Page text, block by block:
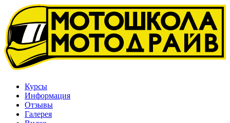
Курсы
Информация
Отзывы
Галерея